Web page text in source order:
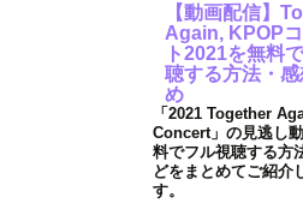
【動画配信】
Again, KPOP
ト2021を無料
聴する方法・感
め
「2021 Together
Concert」の見逃し
料でフル視聴する方
どをまとめてご紹介
す。